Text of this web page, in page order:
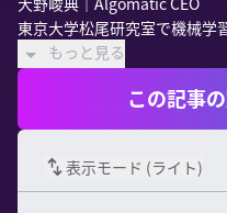
東京大学松尾研究室で機械学
もっと見る
この記事
表示モード (ライト)